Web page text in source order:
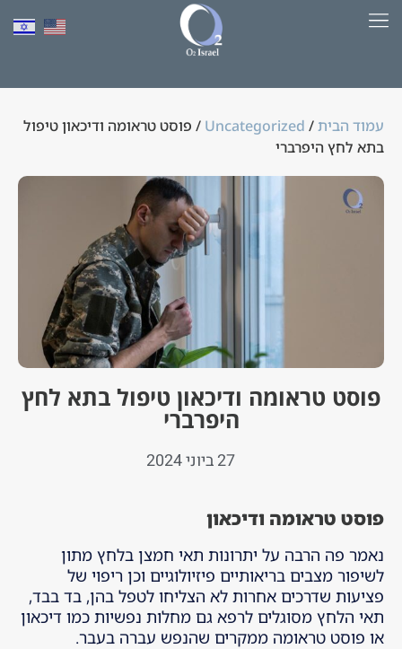
עמוד הבית/
Uncategorized / פוסט טראומה ודיכאון טיפול
בתא לחץ היפרברי
פוסט טראומה ודיכאון טיפול בתא לחץ
היפרברי
27 ביוני 2024
פוסט טראומה ודיכאון
נאמר פה הרבה על יתרונות תאי חמצן בלחץ מתון
לשיפור מצבים בריאותיים פיזיולוגיים וכן ריפוי של
פציעות שדרכים אחרות לא הצליחו לטפל בהן, בד בבד,
תאי הלחץ מסוגלים לרפא גם מחלות נפשיות כמו דיכאון
או פוסט טראומה ממקרים שהנפש עברה בעבר.